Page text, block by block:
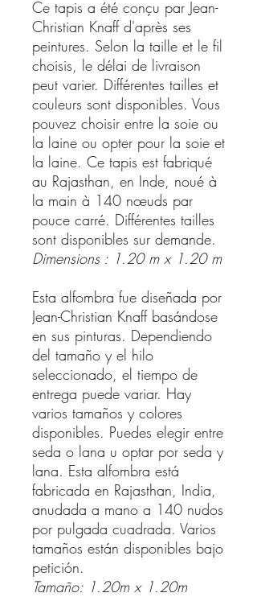
Ce tapis a été conçu par Jean-
Christian Knaff d'après ses
peintures. Selon la taille et le fil
choisis, le délai de livraison
peut varier. Différentes tailles et
couleurs sont disponibles. Vous
pouvez choisir entre la soie ou
la laine ou opter pour la soie et
la laine. Ce tapis est fabriqué
au Rajasthan, en Inde, noué à
la main à 140 nœuds par
pouce carré. Différentes tailles
sont disponibles sur demande.
Dimensions : 1.20 m x 1.20 m
Esta alfombra fue diseñada por
Jean-Christian Knaff basándose
en sus pinturas. Dependiendo
del tamaño y el hilo
seleccionado, el tiempo de
entrega puede variar. Hay
varios tamaños y colores
disponibles. Puedes elegir entre
seda o lana u optar por seda y
lana. Esta alfombra está
fabricada en Rajasthan, India,
anudada a mano a 140 nudos
por pulgada cuadrada. Varios
tamaños están disponibles bajo
petición.
Tamaño: 1.20m x 1.20m